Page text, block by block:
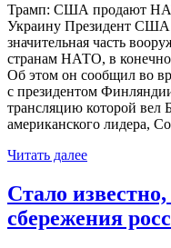
Трамп: США продают
Украину Президент США
значительная часть
странам НАТО, в
Об этом он сообщил во
с президентом
трансляцию которой
американского лидера,
Читать далее
Стало
сбережения